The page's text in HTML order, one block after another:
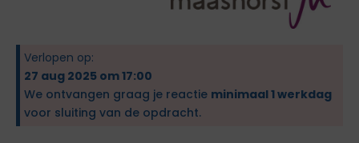
Verlopen op:
27 aug 2025 om 17:00
We ontvangen graag je reactie minimaal 1 werkdag
voor sluiting van de opdracht.